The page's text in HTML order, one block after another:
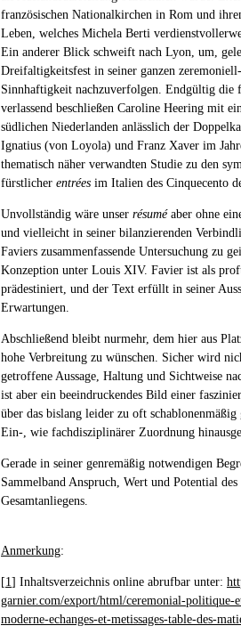
französischen Nationalkirchen in Rom und
Leben, welches Michela Berti
Ein anderer Blick schweift nach Lyon, um,
Dreifaltigkeitsfest in seiner ganzen
Sinnhaftigkeit nachzuverfolgen. Endgültig die
verlassend beschließen Caroline Heering mit
südlichen Niederlanden anlässlich der
Ignatius (von Loyola) und Franz Xaver im
thematisch näher verwandten Studie zu den
fürstlicher entrées im Italien des Cinquecento
Unvollständig wäre unser résuméaber ohne
und vielleicht in seiner bilanzierenden
Faviers zusammenfassende Untersuchung zu
Konzeption unter Louis XIV. Favier ist als
prädestiniert, und der Text erfüllt in seiner
Erwartungen.
Abschließend bleibt nurmehr, dem hier aus
hohe Verbreitung zu wünschen. Sicher wird
getroffene Aussage, Haltung und Sichtweise
ist aber ein beeindruckendes Bild einer
über das bislang leider zu oft
Ein-, wie fachdisziplinärer Zuordnung
Gerade in seiner genremäßig notwendigen
Sammelband Anspruch, Wert und Potential
Gesamtanliegens.
Anmerkung:
[1] Inhaltsverzeichnis online abrufbar unter:
garnier.com/export/html/ceremonial-politique-
moderne-echanges-et-metissages-table-des-